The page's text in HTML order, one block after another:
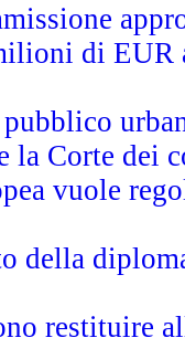
di EUR
la Corte dei
vuole
della
restituire